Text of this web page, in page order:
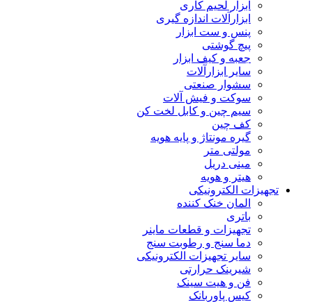
ابزار لحیم کاری
ابزارآلات اندازه گیری
پنس و ست ابزار
پیچ گوشتی
جعبه و کیف ابزار
سایر ابزارآلات
سشوار صنعتی
سوکت و فیش آلات
سیم چین و کابل لخت کن
کف چین
گیره مونتاژ و پایه هویه
مولتی متر
مینی دریل
هیتر و هویه
تجهیزات الکترونیکی
المان خنک کننده
باتری
تجهیزات و قطعات ماینر
دما سنج و رطوبت سنج
سایر تجهیزات الکترونیکی
شیرینک حرارتی
فن و هیت سینک
کیس پاوربانک